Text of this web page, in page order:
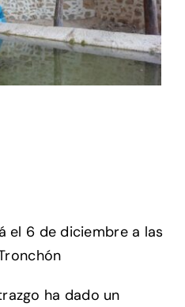
el 6 de diciembre a las
ha dado un